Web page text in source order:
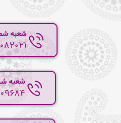
شعبه
شعبه